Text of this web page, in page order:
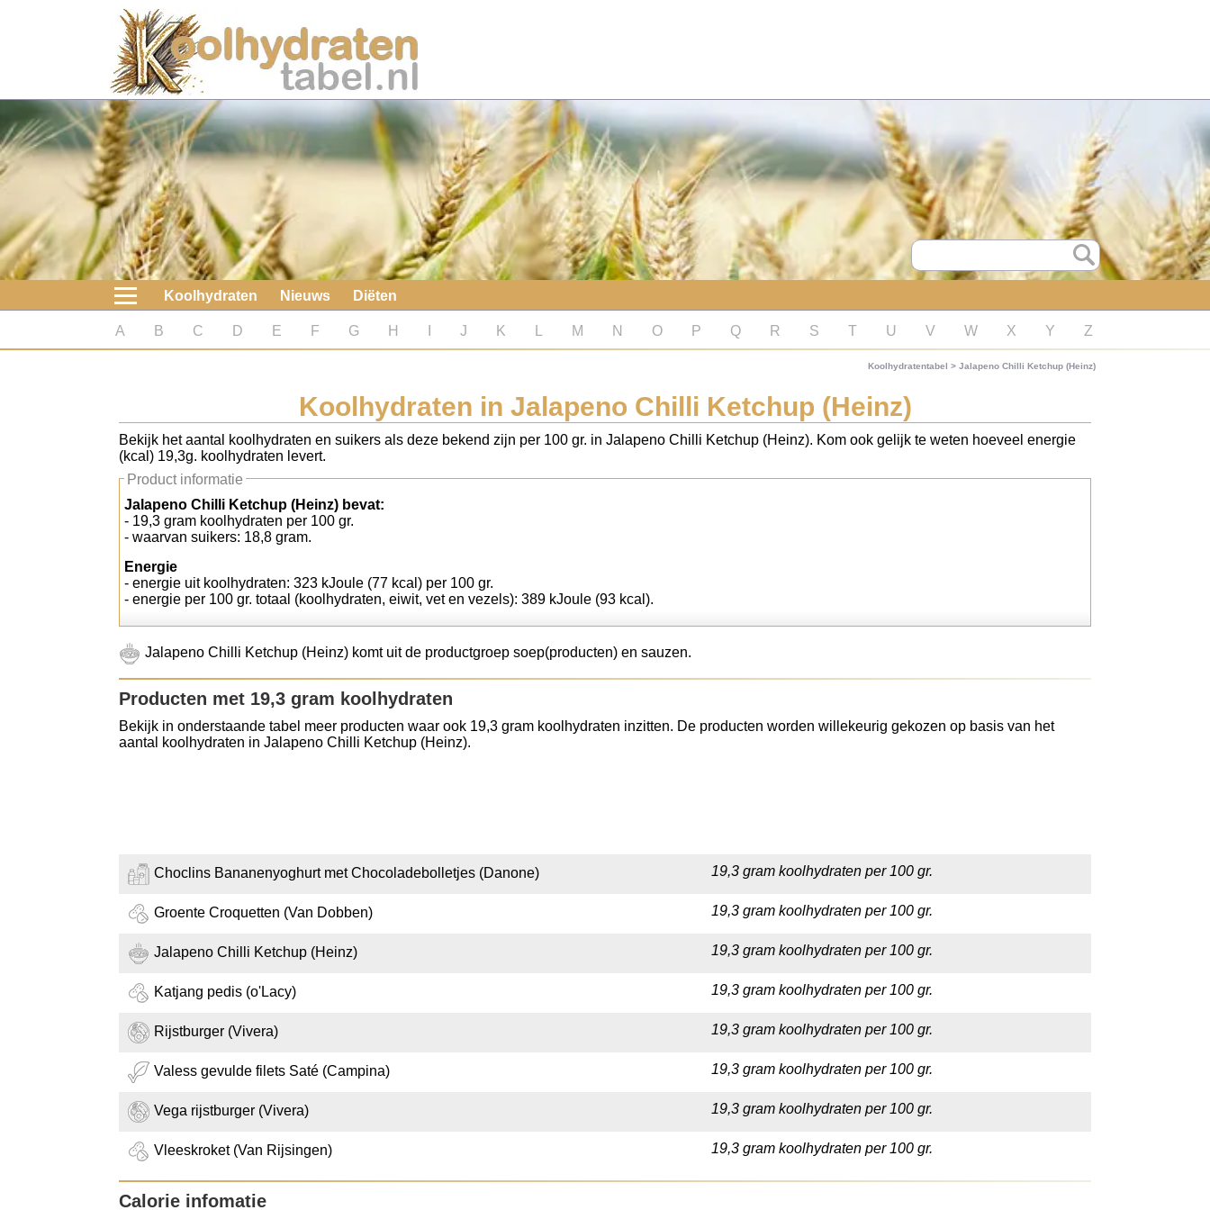
Koolhydraten
Nieuws
Koolhydraatarme diëten
Boeken
koolhydraatarme diëten
Diabetes test
Koolhydraten tellen
Koolhydraten Nieuws Diëten
A B C D E F G H J K M N O P Q R S T U V W X Y Z
Koolhydratentabel > Jalapeno Chilli Ketchup (Heinz)
Koolhydraten in Jalapeno Chilli Ketchup (Heinz)
Bekijk het aantal koolhydraten en suikers als deze bekend zijn per 100 gr. in Jalapeno Chilli Ketchup (Heinz). Kom ook gelijk te weten hoeveel energie
(kcal) 19,3g. koolhydraten levert.
Product informatie
Jalapeno Chilli Ketchup (Heinz) bevat:
- 19,3 gram koolhydraten per 100 gr.
- waarvan suikers: 18,8 gram.
Energie
- energie uit koolhydraten: 323 kJoule (77 kcal) per 100 gr.
- energie per 100 gr. totaal (koolhydraten, eiwit, vet en vezels): 389 kJoule (93 kcal).
Jalapeno Chilli Ketchup (Heinz) komt uit de productgroep soep(producten) en sauzen.
Producten met 19,3 gram koolhydraten
Bekijk in onderstaande tabel meer producten waar ook 19,3 gram koolhydraten inzitten. De producten worden willekeurig gekozen op basis van het
aantal koolhydraten in Jalapeno Chilli Ketchup (Heinz).
Choclins Bananenyoghurt met Chocoladebolletjes (Danone) 19,3 gram koolhydraten per 100 gr.
Groente Croquetten (Van Dobben) 19,3 gram koolhydraten per 100 gr.
Jalapeno Chilli Ketchup (Heinz) 19,3 gram koolhydraten per 100 gr.
Katjang pedis (o'Lacy) 19,3 gram koolhydraten per 100 gr.
Rijstburger (Vivera) 19,3 gram koolhydraten per 100 gr.
Valess gevulde filets Saté (Campina) 19,3 gram koolhydraten per 100 gr.
Vega rijstburger (Vivera) 19,3 gram koolhydraten per 100 gr.
Vleeskroket (Van Rijsingen) 19,3 gram koolhydraten per 100 gr.
Calorie infomatie